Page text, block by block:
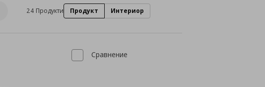
24 Продукти Продукт Интериор
Сравнение